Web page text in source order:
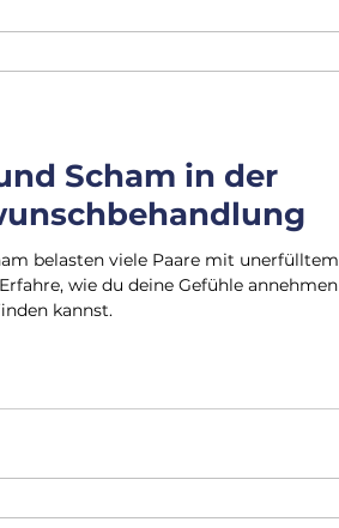
Scham in der
belasten viele Paare mit unerfülltem
wie du deine Gefühle annehmen
kannst.